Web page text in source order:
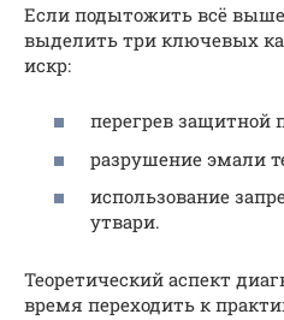
Если подытожить всё
выделить три ключевых
искр:
перегрев защитной
разрушение эмали
использование
утвари.
Теоретический аспект
время переходить к